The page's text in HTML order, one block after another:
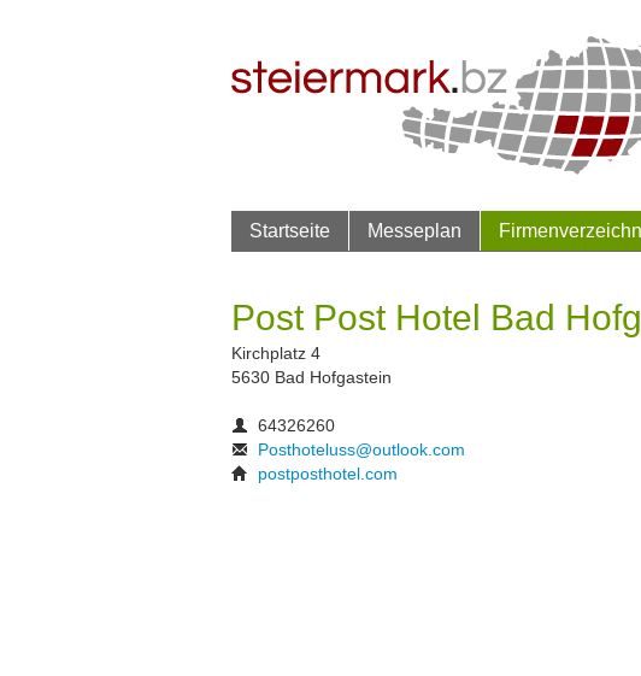
Startseite Messeplan
Post Post Hotel Bad
Kirchplatz 4
5630 Bad Hofgastein
64326260
Posthoteluss@outlook.com
postposthotel.com